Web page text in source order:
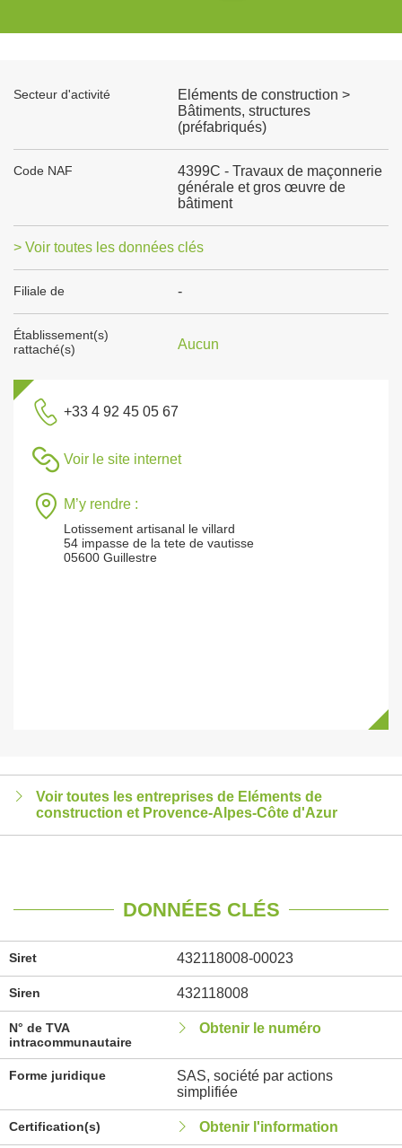
Secteur d'activité
Eléments de construction >
Bâtiments, structures
(préfabriqués)
Code NAF
4399C - Travaux de maçonnerie
générale et gros œuvre de
bâtiment
> Voir toutes les données clés
Filiale de -
Établissement(s)
rattaché(s)
Aucun
+33 4 92 45 05 67
Voir le site internet
M’y rendre :
Lotissement artisanal le villard
54 impasse de la tete de vautisse
05600 Guillestre
Voir toutes les entreprises de Eléments de
construction et Provence-Alpes-Côte d'Azur
DONNÉES CLÉS
Siret 432118008-00023
Siren 432118008
N° de TVA
intracommunautaire
Obtenir le numéro
Forme juridique
SAS, société par actions
simplifiée
Certification(s) Obtenir l'information